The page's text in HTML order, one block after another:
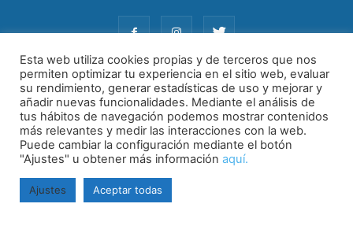
Aviso legal|Política de cookies|Política de privacidad
Esta web utiliza cookies propias y de terceros que nos
permiten optimizar tu experiencia en el sitio web, evaluar
su rendimiento, generar estadísticas de uso y mejorar y
añadir nuevas funcionalidades. Mediante el análisis de
tus hábitos de navegación podemos mostrar contenidos
más relevantes y medir las interacciones con la web.
Puede cambiar la configuración mediante el botón
"Ajustes" u obtener más información aquí.
Ajustes Aceptar todas